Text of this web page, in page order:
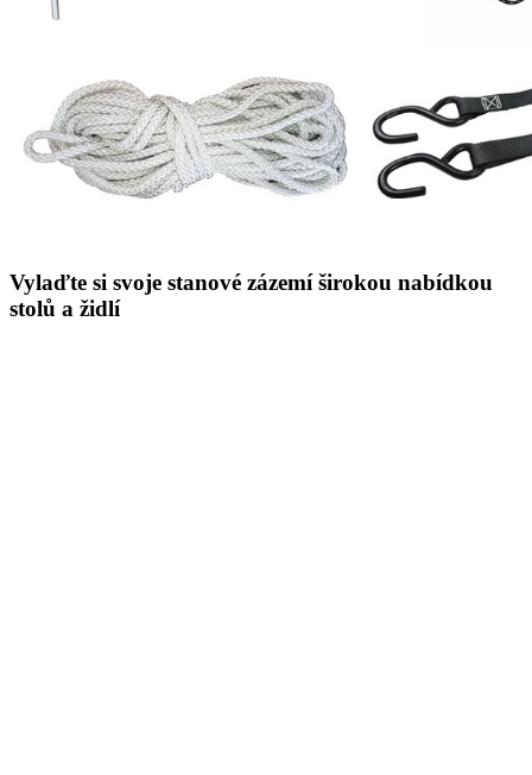
Vylaďte si svoje stanové zázemí širokou nabídkou
stolů a židlí